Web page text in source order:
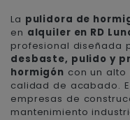
La pulidora de
en alquiler en RD
profesional diseñada
desbaste, pulido y
hormigón con un alto
calidad de acabado.
empresas de
mantenimiento